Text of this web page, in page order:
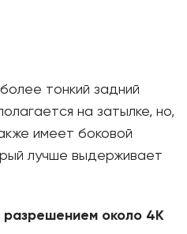
тонкий задний
на затылке, но,
имеет боковой
лучше выдерживает
разрешением около 4K